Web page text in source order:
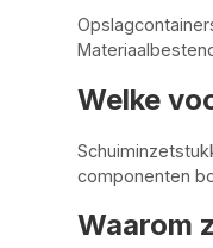
Welke
componenten
Waarom